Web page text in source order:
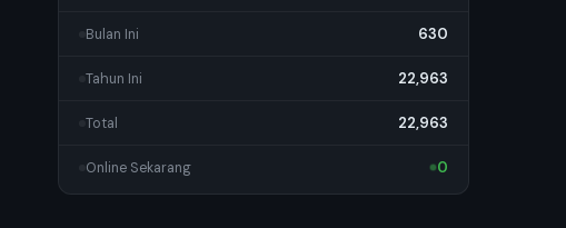
Bulan Ini 630
Tahun Ini 22,963
Total 22,963
Online Sekarang 0